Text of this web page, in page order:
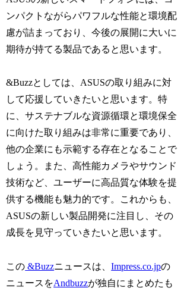
ンパクトながらパワフルな性能と環境配
慮が詰まっており、今後の展開に大いに
期待が持てる製品であると思います。
&Buzzとしては、ASUSの取り組みに対
して応援していきたいと思います。特
に、サステナブルな資源循環と環境保全
に向けた取り組みは非常に重要であり、
他の企業にも示範する存在となることで
しょう。また、高性能カメラやサウンド
技術など、ユーザーに高品質な体験を提
供する機能も魅力的です。これからも、
ASUSの新しい製品開発に注目し、その
成長を見守っていきたいと思います。
この &Buzzニュースは、Impress.co.jpの
ニュースをAndbuzzが独自にまとめたも